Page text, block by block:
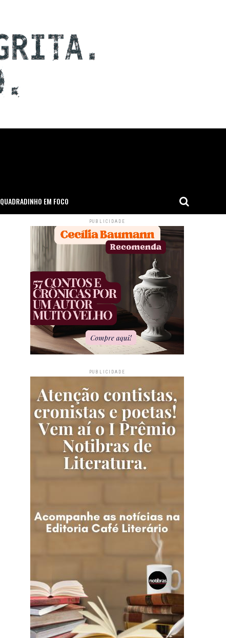
QUADRADINHO EM FOCO
PUBLICIDADE
PUBLICIDADE